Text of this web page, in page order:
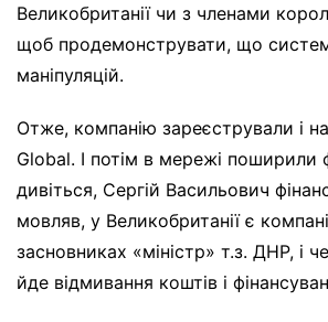
Великобританії чи з членами
щоб продемонструвати, що
маніпуляцій.
Отже, компанію зареєстрували і
Global. І потім в мережі
дивіться, Сергій Васильович
мовляв, у Великобританії є
засновниках «міністр» т.з. ДНР, і
йде відмивання коштів і